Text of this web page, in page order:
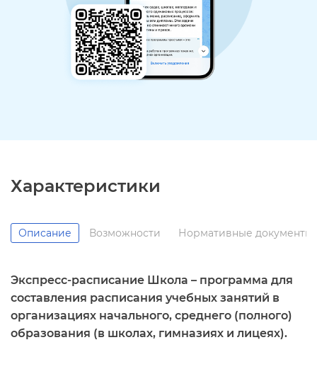
Характеристики
Описание озможности Нормативные документы
Экспресс-расписание Школа – программа для
составления расписания учебных занятий
организациях начального, среднего (полного)
образования (в школах, гимназиях и лицеях).